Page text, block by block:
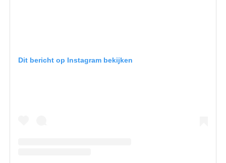
Dit bericht op Instagram bekijken